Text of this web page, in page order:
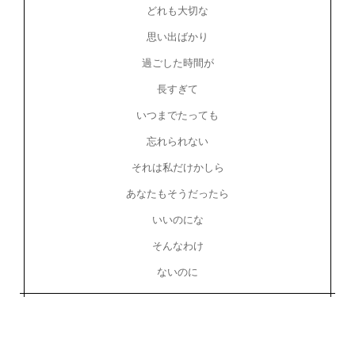
どれも大切な
思い出ばかり
過ごした時間が
長すぎて
いつまでたっても
忘れられない
それは私だけかしら
あなたもそうだったら
いいのにな
そんなわけ
ないのに